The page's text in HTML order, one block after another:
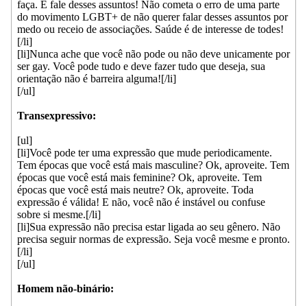
faça. E fale desses assuntos! Não cometa o erro de uma parte
do movimento LGBT+ de não querer falar desses assuntos por
medo ou receio de associações. Saúde é de interesse de todes!
[/li]
[li]Nunca ache que você não pode ou não deve unicamente por
ser gay. Você pode tudo e deve fazer tudo que deseja, sua
orientação não é barreira alguma![/li]
[/ul]
Transexpressivo:
[ul]
[li]Você pode ter uma expressão que mude periodicamente.
Tem épocas que você está mais masculine? Ok, aproveite. Tem
épocas que você está mais feminine? Ok, aproveite. Tem
épocas que você está mais neutre? Ok, aproveite. Toda
expressão é válida! E não, você não é instável ou confuse
sobre si mesme.[/li]
[li]Sua expressão não precisa estar ligada ao seu gênero. Não
precisa seguir normas de expressão. Seja você mesme e pronto.
[/li]
[/ul]
Homem não-binário: